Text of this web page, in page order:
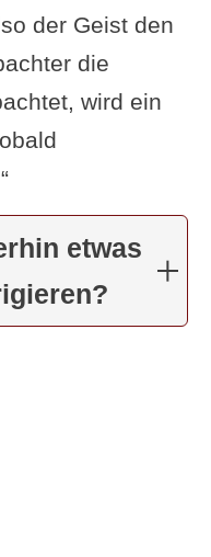
der Geist den
die
wird ein
etwas